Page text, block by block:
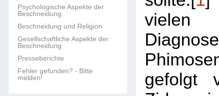
Psychologische Aspekte der
Beschneidung
Beschneidung und Religion
Gesellschaftliche Aspekte der
Beschneidung
Presseberichte
Fehler gefunden? - Bitte
melden!
gefolgt